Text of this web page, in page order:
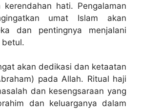
kerendahan hati. Pengalaman
umat Islam akan
dan pentingnya menjalani
betul.
akan dedikasi dan ketaatan
pada Allah. Ritual haji
dan kesengsaraan yang
dan keluarganya dalam